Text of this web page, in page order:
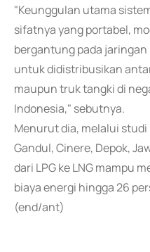
"Keunggulan utama
sifatnya yang portabel,
bergantung pada
untuk didistribusikan
maupun truk tangki di
Indonesia," sebutnya.
Menurut dia, melalui studi
Gandul, Cinere, Depok,
dari LPG ke LNG mampu
biaya energi hingga 26
(end/ant)